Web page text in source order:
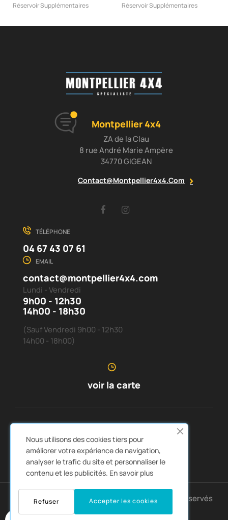
Réservoir Supplémentaires Réservoir Supplémentaires
Montpellier 4x4
ZA de la Clau
8 rue André Marie Ampère
34770 GIGEAN
Contact@montpellier4x4.com
Facebook
TÉLÉPHONE
04 67 43 07 61
EMAIL
contact@montpellier4x4.com
Lundi - Vendredi
9h00 - 12h30
14h00 - 18h30
(Sauf Vendredi 9h00 - 12h30
14h00 - 18h00)
voir la carte

LIENS RAPIDES  CATALOGUES
Copyright © 2025 Montpellier4x4. Tous droits réservés
Nous utilisons des cookies tiers pour
améliorer votre expérience de navigation,
analyser le trafic du site et personnaliser le
contenu et les publicités. En savoir plus
Accepter les cookies
Refuser